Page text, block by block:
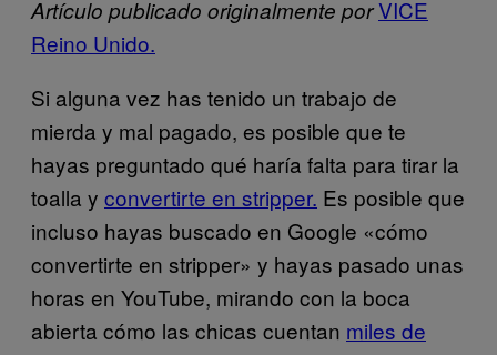
Artículo publicado originalmente porVICE
Reino Unido.
Si alguna vez has tenido un trabajo de
mierda y mal pagado, es posible que te
hayas preguntado qué haría falta para tirar la
toalla y convertirte en stripper. Es posible que
incluso hayas buscado en Google «cómo
convertirte en stripper» y hayas pasado unas
horas en YouTube, mirando con la boca
abierta cómo las chicas cuentan miles de